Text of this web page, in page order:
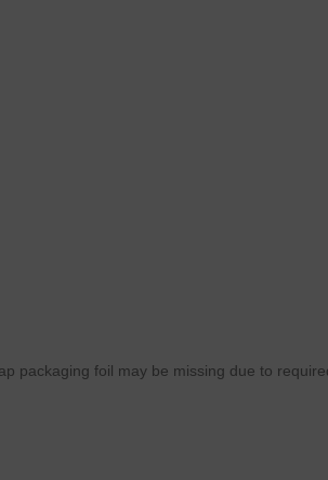
packaging foil may be missing due to